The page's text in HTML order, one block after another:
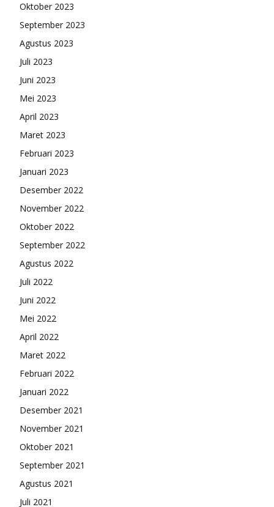
Oktober 2023
September 2023
Agustus 2023
Juli 2023
Juni 2023
Mei 2023
April 2023
Maret 2023
Februari 2023
Januari 2023
Desember 2022
November 2022
Oktober 2022
September 2022
Agustus 2022
Juli 2022
Juni 2022
Mei 2022
April 2022
Maret 2022
Februari 2022
Januari 2022
Desember 2021
November 2021
Oktober 2021
September 2021
Agustus 2021
Juli 2021